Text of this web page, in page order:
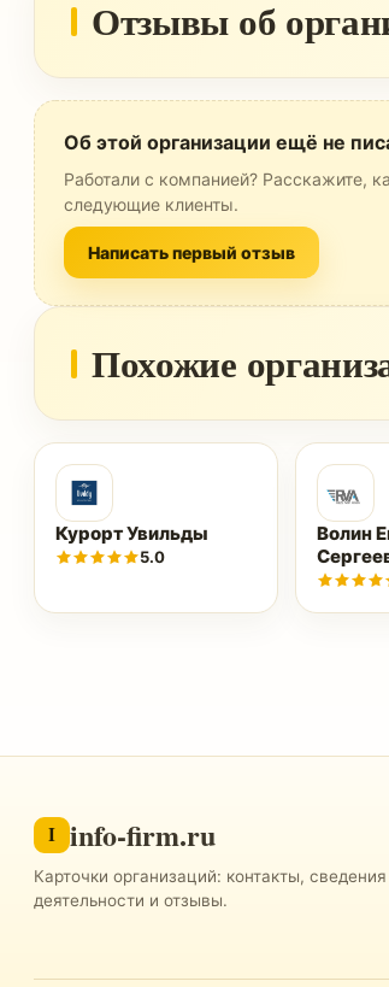
Отзывы об
Об этой организации ещё не
Работали с компанией? Расскажите,
следующие клиенты.
Написать первый отзыв
Похожие
Курорт Увильды
5.0
Волин
I info-firm.ru
Карточки организаций: контакты,
деятельности и отзывы.